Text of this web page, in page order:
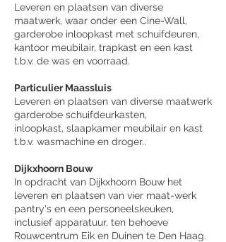
Leveren en plaatsen van diverse
maatwerk, waar onder een Cine-Wall,
garderobe inloopkast met schuifdeuren,
kantoor meubilair, trapkast en een kast
t.b.v. de was en voorraad.
Particulier Maassluis
Leveren en plaatsen van diverse maatwerk
garderobe schuifdeurkasten,
inloopkast, slaapkamer meubilair en kast
t.b.v. wasmachine en droger..
Dijkxhoorn Bouw
In opdracht van Dijkxhoorn Bouw het
leveren en plaatsen van vier maat-werk
pantry's en een personeelskeuken,
inclusief apparatuur, ten behoeve
Rouwcentrum Eik en Duinen te Den Haag.